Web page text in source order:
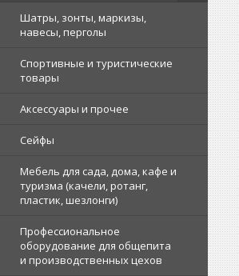
Шатры, зонты, маркизы,
навесы, перголы
Спортивные и туристические
товары
Аксессуары и прочее
Сейфы
Мебель для сада, дома, кафе и
туризма (качели, ротанг,
пластик, шезлонги)
Профессиональное
оборудование для общепита
и производственных цехов